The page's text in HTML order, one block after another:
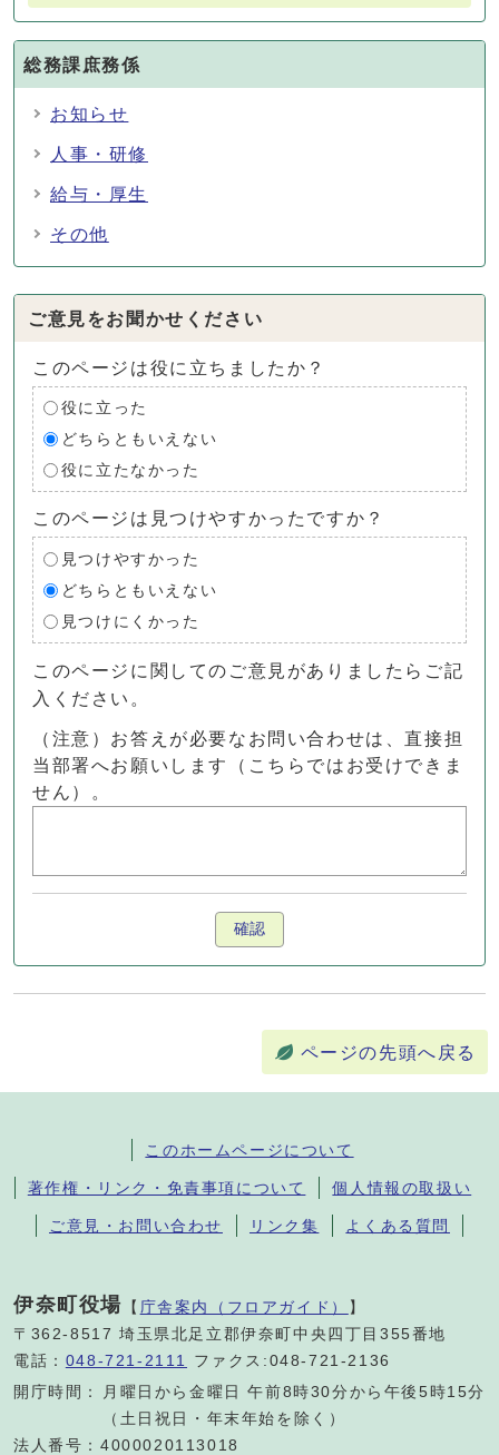
総務課庶務係
お知らせ
人事・研修
給与・厚生
その他
ご意見をお聞かせください
このページは役に立ちましたか？
役に立った
どちらともいえない
役に立たなかった
このページは見つけやすかったですか？
見つけやすかった
どちらともいえない
見つけにくかった
このページに関してのご意見がありましたらご記
入ください。
（注意）お答えが必要なお問い合わせは、直接担
当部署へお願いします（こちらではお受けできま
せん）。
確認
ページの先頭へ戻る
このホームページについて
著作権・リンク・免責事項について 個人情報の取扱い
ご意見・お問い合わせ リンク集 よくある質問
伊奈町役場 【 庁舎案内（フロアガイド） 】
〒362-8517 埼玉県北足立郡伊奈町中央四丁目355番地
電話： 048-721-2111
ファクス:048-721-2136
開庁時間：
月曜日から金曜日 午前8時30分から午後5時15分
（土日祝日・年末年始を除く）
法人番号：4000020113018